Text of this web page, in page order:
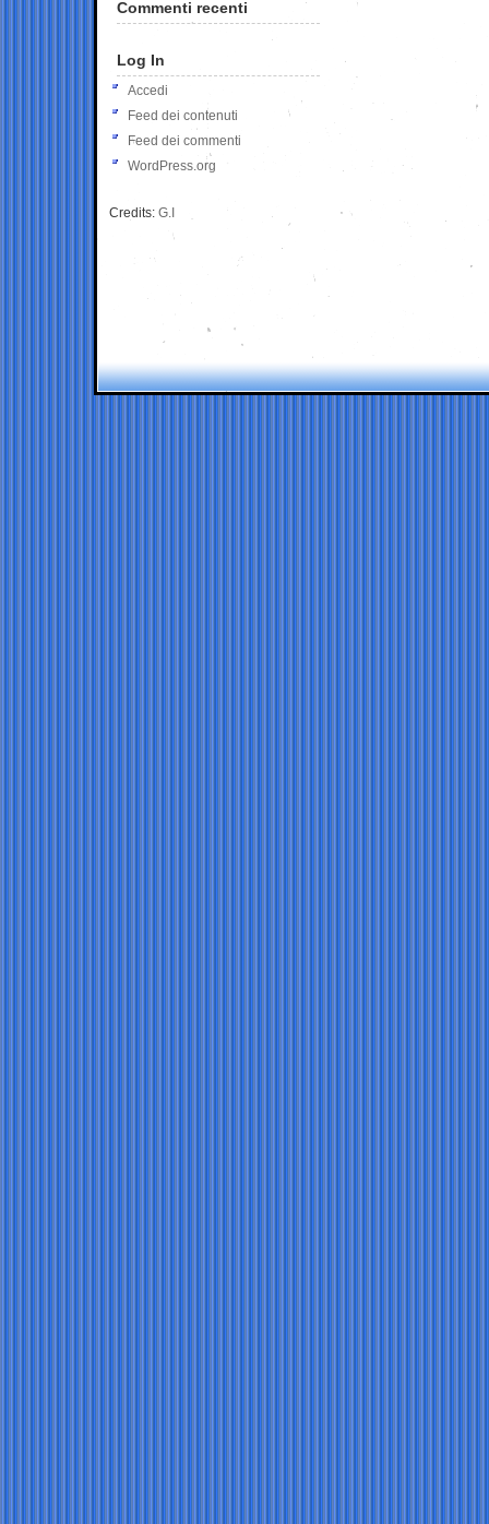
Commenti recenti
Log In
Accedi
Feed dei contenuti
Feed dei commenti
WordPress.org
Credits: G.I